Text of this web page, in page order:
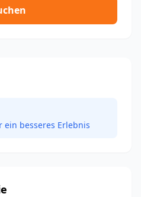
ein besseres Erlebnis